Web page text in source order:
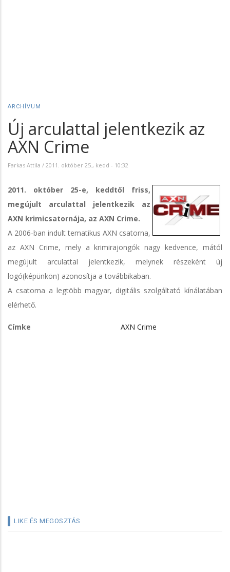
ARCHÍVUM
Új arculattal jelentkezik az
AXN Crime
Farkas Attila / 2011. október 25., kedd - 10:32
2011. október 25-e, keddtől friss,
megújult arculattal jelentkezik az
AXN krimicsatornája, az AXN Crime.
A 2006-ban indult tematikus AXN csatorna,
az AXN Crime, mely a krimirajongók nagy kedvence, mától
megújult arculattal jelentkezik, melynek részeként új
logó(képünkön) azonosítja a továbbikaban.
A csatorna a legtöbb magyar, digitális szolgáltató kínálatában
elérhető.
Címke AXN Crime
LIKE ÉS MEGOSZTÁS